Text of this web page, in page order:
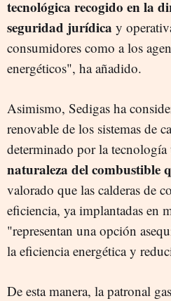
tecnológica recogido en la
seguridad jurídica y
consumidores como a los
energéticos", ha añadido.
Asimismo, Sedigas ha
renovable de los sistemas de
determinado por la
naturaleza del combustible
valorado que las calderas de
eficiencia, ya implantadas en
"representan una opción
la eficiencia energética y
De esta manera, la patronal